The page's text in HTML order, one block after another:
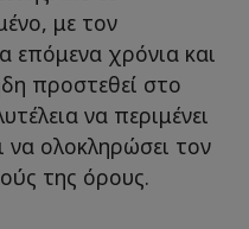
με τον
επόμενα χρόνια και
προστεθεί στο
να περιμένει
να ολοκληρώσει τον
της όρους.